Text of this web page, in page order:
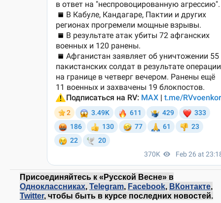
Присоединяйтесь к «Русской Весне» в
Одноклассниках, Telegram, Facebook, ВКонтакте,
Twitter, чтобы быть в курсе последних новостей.